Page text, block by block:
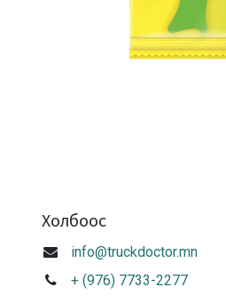
Холбоос
info@truckdoctor.mn
+ (976) 7733-2277